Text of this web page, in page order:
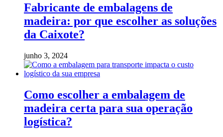
Fabricante de embalagens de
madeira: por que escolher as soluções
da Caixote?
junho 3, 2024
Como escolher a embalagem de
madeira certa para sua operação
logística?